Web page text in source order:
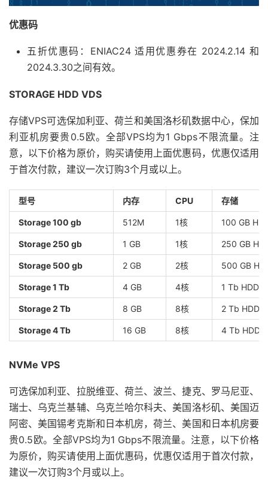
优惠码
五折优惠码： ENIAC24适用优惠券在 2024.2.14 和
2024.3.30之间有效。
STORAGE HDD VDS
存储VPS可选保加利亚、荷兰和美国洛杉矶数据中心，保加
利亚机房要贵0.5欧。全部VPS均为1 Gbps不限流量。注
意，以下价格为原价，购买请使用上面优惠码，优惠仅适用
于首次付款，建议一次订购3个月或以上。
型号 内存 CPU 存储
Storage 100 gb 512M 1核 100 GB
Storage 250 gb 1 GB 1核 250 GB
Storage 500 gb 2 GB 2核 500 GB
Storage 1 Tb 4 GB 4核 1 Tb HDD
Storage 2 Tb 8 GB 8核 2 Tb HDD
Storage 4 Tb 16 GB 8核 4 Tb HDD
NVMe VPS
可选保加利亚、拉脱维亚、荷兰、波兰、捷克、罗马尼亚、
瑞士、乌克兰基辅、乌克兰哈尔科夫、美国洛杉矶、美国迈
阿密、美国锡考克斯和日本机房，荷兰、美国和日本机房要
贵0.5欧。全部VPS均为1 Gbps不限流量。注意，以下价格
为原价，购买请使用上面优惠码，优惠仅适用于首次付款，
建议一次订购3个月或以上。